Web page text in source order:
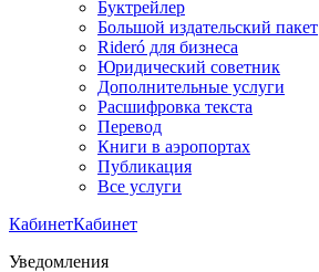
Буктрейлер
Большой издательский пакет
Rideró для бизнеса
Юридический советник
Дополнительные услуги
Расшифровка текста
Перевод
Книги в аэропортах
Публикация
Все услуги
КабинетКабинет
Уведомления